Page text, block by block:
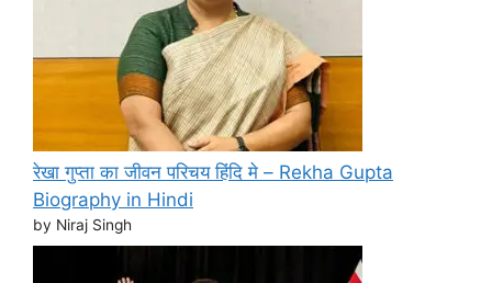
रेखा गुप्ता का जीवन परिचय हिंदि मे – Rekha Gupta
Biography in Hindi
by Niraj Singh